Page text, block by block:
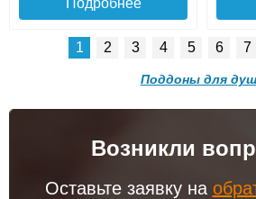
до
Подробнее
Поддон душевой Triton
1 2 3 4 5 6 7
Поддоны для
Возникли
Оставьте заявку на